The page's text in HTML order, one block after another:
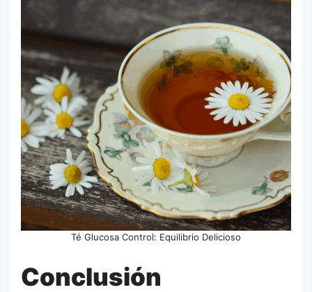
Té Glucosa Control: Equilibrio Delicioso
Conclusión